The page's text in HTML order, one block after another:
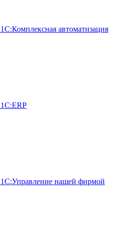
1С:Комплексная автоматизация
1С:ERP
1С:Управление нашей фирмой